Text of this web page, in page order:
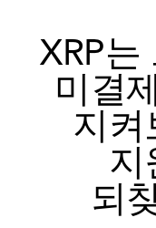
XRP는
미결
지켜
지
되